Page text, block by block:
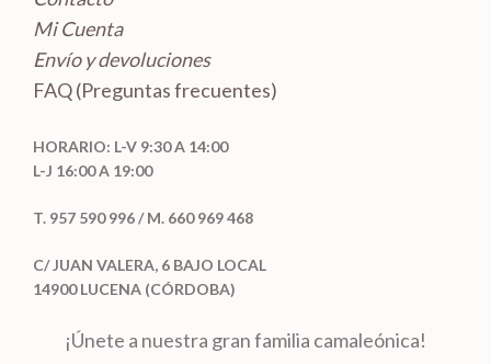
Mi Cuenta
Envío y devoluciones
FAQ (Preguntas frecuentes)
HORARIO: L-V 9:30 A 14:00
L-J 16:00 A 19:00
T. 957 590 996 / M. 660 969 468
C/ JUAN VALERA, 6 BAJO LOCAL
14900 LUCENA (CÓRDOBA)
¡Únete a nuestra gran familia camaleónica!